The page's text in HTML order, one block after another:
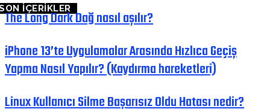
İÇERİKLER
The Long Dark Dağ nasıl aşılır?
iPhone 13’te Uygulamalar Arasında Hızlıca Geçiş
Yapma Nasıl Yapılır? (Kaydırma hareketleri)
Linux Kullanıcı Silme Başarısız Oldu Hatası nedir?